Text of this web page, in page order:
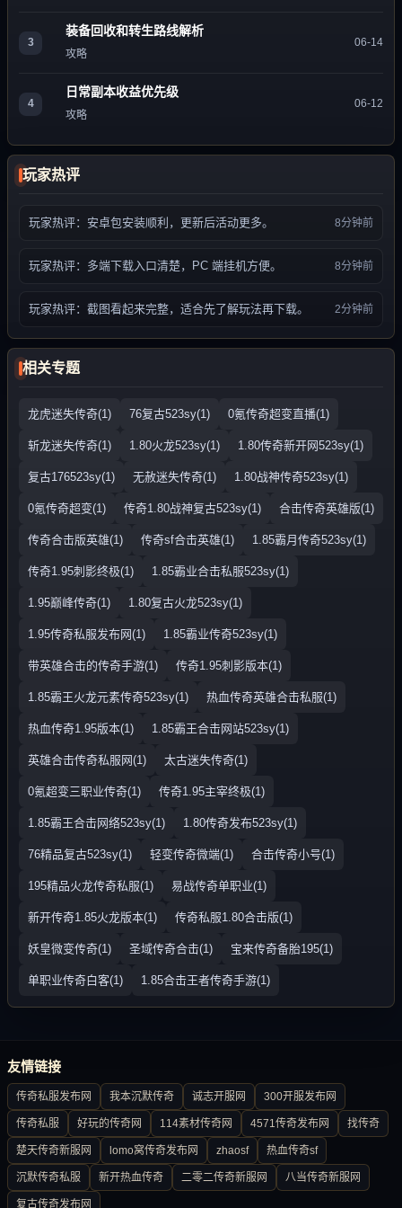
3
装备回收和转生路线解析
攻略
06-14
4
日常副本收益优先级
攻略
06-12
玩家热评
玩家热评：安卓包安装顺利，更新后活动更多。 8分钟前
玩家热评：多端下载入口清楚，PC 端挂机方便。 8分钟前
玩家热评：截图看起来完整，适合先了解玩法再下载。 2分钟前
相关专题
龙虎迷失传奇(1) 76复古523sy(1) 0氪传奇超变直播(1)
斩龙迷失传奇(1) 1.80火龙523sy(1) 1.80传奇新开网523sy(1)
复古176523sy(1) 无赦迷失传奇(1) 1.80战神传奇523sy(1)
0氪传奇超变(1) 传奇1.80战神复古523sy(1) 合击传奇英雄版(1)
传奇合击版英雄(1) 传奇sf合击英雄(1) 1.85霸月传奇523sy(1)
传奇1.95刺影终极(1) 1.85霸业合击私服523sy(1)
1.95巅峰传奇(1) 1.80复古火龙523sy(1)
1.95传奇私服发布网(1) 1.85霸业传奇523sy(1)
带英雄合击的传奇手游(1) 传奇1.95刺影版本(1)
1.85霸王火龙元素传奇523sy(1) 热血传奇英雄合击私服(1)
热血传奇1.95版本(1) 1.85霸王合击网站523sy(1)
英雄合击传奇私服网(1) 太古迷失传奇(1)
0氪超变三职业传奇(1) 传奇1.95主宰终极(1)
1.85霸王合击网络523sy(1) 1.80传奇发布523sy(1)
76精品复古523sy(1) 轻变传奇微端(1) 合击传奇小号(1)
195精品火龙传奇私服(1) 易战传奇单职业(1)
新开传奇1.85火龙版本(1) 传奇私服1.80合击版(1)
妖皇微变传奇(1) 圣域传奇合击(1) 宝来传奇备胎195(1)
单职业传奇白客(1) 1.85合击王者传奇手游(1)
友情链接
传奇私服发布网 我本沉默传奇 诚志开服网 300开服发布网
传奇私服 好玩的传奇网 114素材传奇网 4571传奇发布网 找传奇
楚天传奇新服网 lomo窝传奇发布网 zhaosf 热血传奇sf
沉默传奇私服 新开热血传奇 二零二传奇新服网 八当传奇新服网
复古传奇发布网